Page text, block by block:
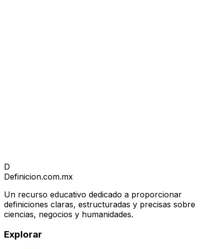
D
Definicion.com.mx
Un recurso educativo dedicado a proporcionar
definiciones claras, estructuradas y precisas sobre
ciencias, negocios y humanidades.
Explorar